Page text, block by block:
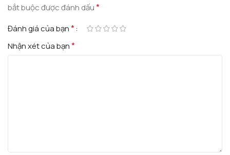
bắt buộc được đánh dấu*
Đánh giá của bạn*
Nhận xét của bạn*